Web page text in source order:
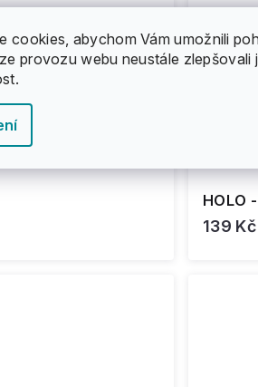
cookies, abychom Vám umožnili
provozu webu neustále
HOLO
139 Kč